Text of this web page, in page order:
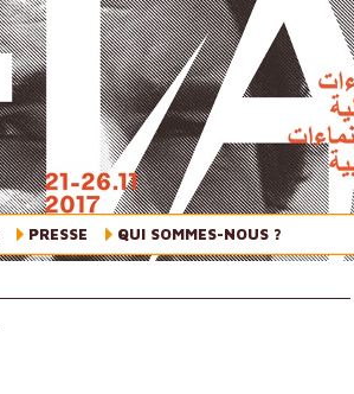
PRESSE QUI SOMMES-NOUS ?